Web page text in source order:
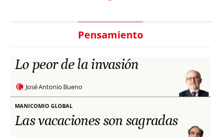
Pensamiento
Lo peor de la invasión
José Antonio Bueno
MANICOMIO GLOBAL
Las vacaciones son sagradas